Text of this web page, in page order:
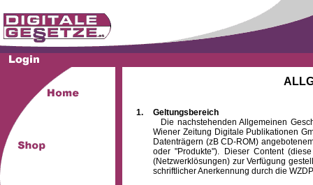
1.
Geltungsbereich
Die nachstehenden Allgemeinen
Wiener Zeitung Digitale Publikationen
Datenträgern (zB CD-ROM)
oder "Produkte"). Dieser Content
(Netzwerklösungen) zur Verfügung
schriftlicher Anerkennung durch die